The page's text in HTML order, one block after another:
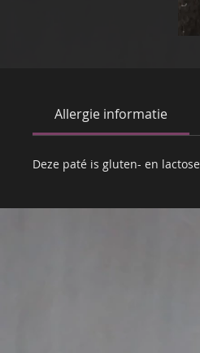
Allergie informatie
Deze paté is gluten- en